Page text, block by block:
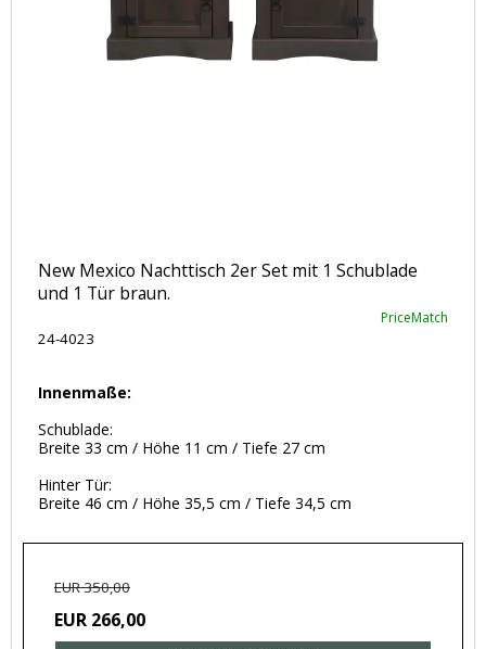
New Mexico Nachttisch 2er Set mit 1 Schublade
und 1 Tür braun.
PriceMatch
24-4023
Innenmaße:
Schublade:
Breite 33 cm / Höhe 11 cm / Tiefe 27 cm
Hinter Tür:
Breite 46 cm / Höhe 35,5 cm / Tiefe 34,5 cm
EUR 350,00
EUR 266,00